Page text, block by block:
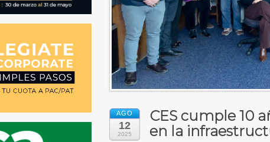
AGO
12
2025
CES cumple 10
en la